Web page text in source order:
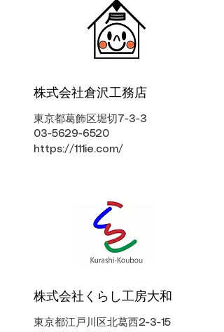
株式会社倉沢工務店
東京都葛飾区堀切7-3-3
03-5629-6520
https://111ie.com/
株式会社くらし工房大和
東京都江戸川区北葛西2-3-15